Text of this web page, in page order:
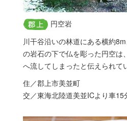
円空岩
川干谷沿いの林道にある横約
の岩石の下で仏を彫った円空は
へ流してしまったと伝えられて
住／郡上市美並町
交／東海北陸道美並ICより車15